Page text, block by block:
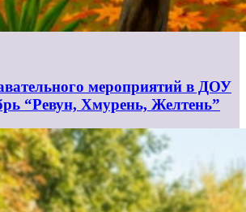
мероприятий в ДОУ
“Ревун, Хмурень, Желтень”